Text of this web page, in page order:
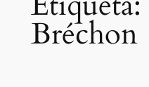
Bréchon